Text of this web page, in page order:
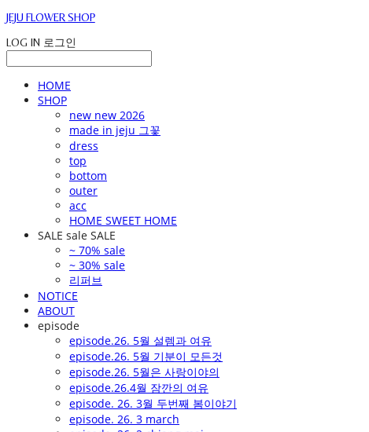
JEJU FLOWER SHOP
LOG IN 로그인
HOME
SHOP
new new 2026
made in jeju 그꽃
dress
top
bottom
outer
acc
HOME SWEET HOME
SALE sale SALE
~ 70% sale
~ 30% sale
리퍼브
NOTICE
ABOUT
episode
episode.26. 5월 설렘과 여유
episode.26. 5월 기분이 모든것
episode.26. 5월은 사랑이야의
episode.26.4월 잠깐의 여유
episode. 26. 3월 두번째 봄이야기
episode. 26. 3 march